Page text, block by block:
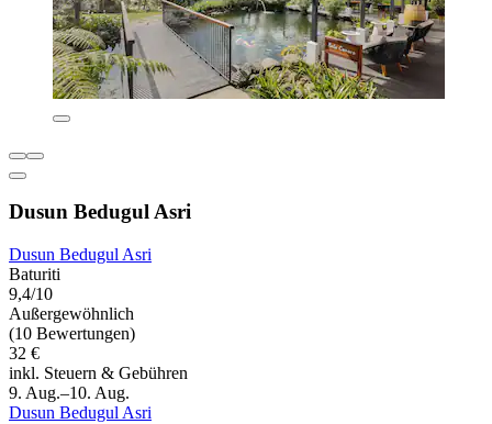
Dusun Bedugul Asri
Dusun Bedugul Asri
Baturiti
9,4/10
Außergewöhnlich
(10 Bewertungen)
32 €
inkl. Steuern & Gebühren
9. Aug.–10. Aug.
Dusun Bedugul Asri